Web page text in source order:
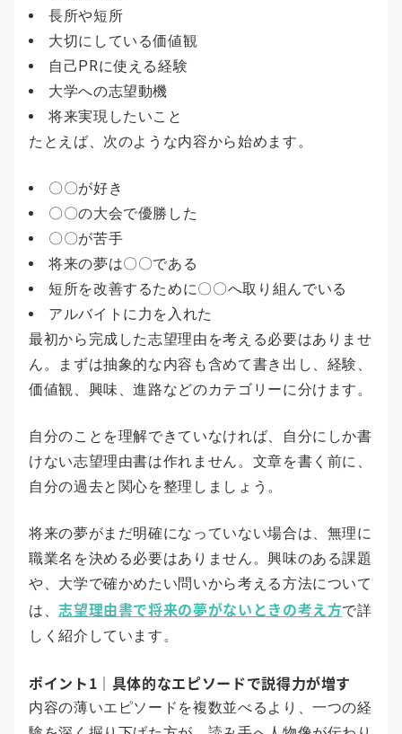
長所や短所
大切にしている価値観
自己PRに使える経験
大学への志望動機
将来実現したいこと
たとえば、次のような内容から始めます。
〇〇が好き
〇〇の大会で優勝した
〇〇が苦手
将来の夢は〇〇である
短所を改善するために〇〇へ取り組んでいる
アルバイトに力を入れた
最初から完成した志望理由を考える必要はありませ
ん。まずは抽象的な内容も含めて書き出し、経験、
価値観、興味、進路などのカテゴリーに分けます。
自分のことを理解できていなければ、自分にしか書
けない志望理由書は作れません。文章を書く前に、
自分の過去と関心を整理しましょう。
将来の夢がまだ明確になっていない場合は、無理に
職業名を決める必要はありません。興味のある課題
や、大学で確かめたい問いから考える方法について
は、 志望理由書で将来の夢がないときの考え方で詳
しく紹介しています。
ポイント1｜具体的なエピソードで説得力が増す
内容の薄いエピソードを複数並べるより、一つの経